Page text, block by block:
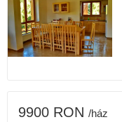
9900 RON /ház